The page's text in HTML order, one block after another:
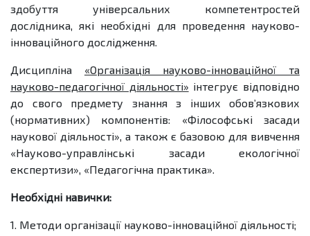
здобуття універсальних компетентростей
дослідника, які необхідні для проведення науково-
інноваційного дослідження.
Дисципліна «Організація науково-інноваційної та
науково-педагогічної діяльності» інтегрує відповідно
до свого предмету знання з інших обов’язкових
(нормативних) компонентів: «Філософські засади
наукової діяльності», а також є базовою для вивчення
«Науково-управлінські засади екологічної
експертизи», «Педагогічна практика».
Необхідні навички:
1. Методи організації науково-інноваційної діяльності;